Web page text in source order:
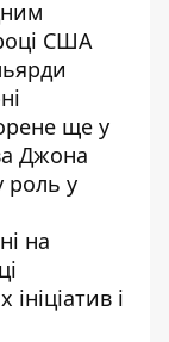
США
ще у
Джона
роль у
на
і